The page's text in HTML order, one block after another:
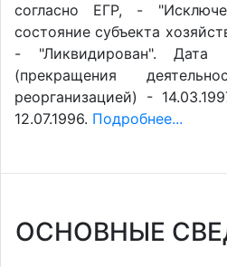
согласно ЕГР, -
состояние субъекта
- "Ликвидирован". Дата
(прекращения
реорганизацией) -
12.07.1996. Подробнее...
ОСНОВНЫЕ